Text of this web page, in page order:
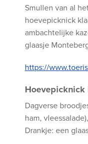
Smullen van al
hoevepicknick
ambachtelijke
glaasje
https://
Dagverse
ham,
Drankje: een